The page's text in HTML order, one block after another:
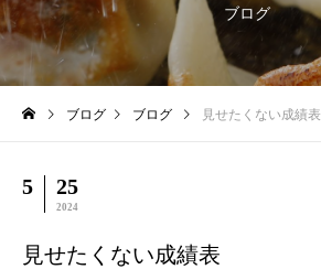
ブログ
ブログ ブログ 見せたくない成績表
5 25
2024
見せたくない成績表